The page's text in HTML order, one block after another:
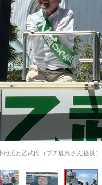
かったからと言って…」サッ
氏と乙武氏（プチ鹿島さん提供）